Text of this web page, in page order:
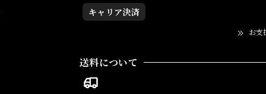
キャリア決済
お支
送料について